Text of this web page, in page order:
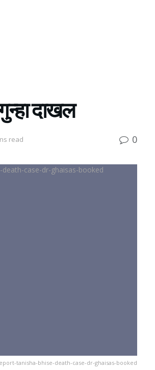
दाखल
read 0
tanisha-bhise-death-case-dr-ghaisas-booked